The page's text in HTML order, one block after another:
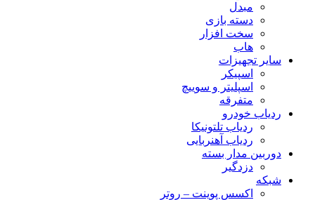
مبدل
دسته بازی
سخت افزار
هاب
سایر تجهیزات
اسپیکر
اسپلیتر و سوییچ
متفرقه
ردیاب خودرو
ردیاب تلتونیکا
ردیاب آهنربایی
دوربین مدار بسته
دزدگیر
شبکه
اکسس پوینت – روتر